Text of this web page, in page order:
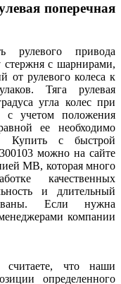
поперечная
рулевого привода
стержня с шарнирами,
от рулевого колеса к
Тяга рулевая
угла колес при
с учетом положения
ее необходимо
Купить с быстрой
можно на сайте
MB, которая много
качественных
и длительный
Если нужна
менеджерами компании
считаете, что наши
определенного